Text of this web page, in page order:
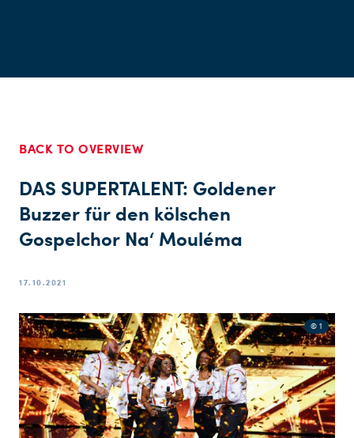
BACK TO OVERVIEW
DAS SUPERTALENT: Goldener
Buzzer für den kölschen
Gospelchor Na‘ Mouléma
17.10.2021
© 1